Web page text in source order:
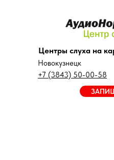
Центры слуха на
Новокузнецк
+7 (3843) 50-00-58